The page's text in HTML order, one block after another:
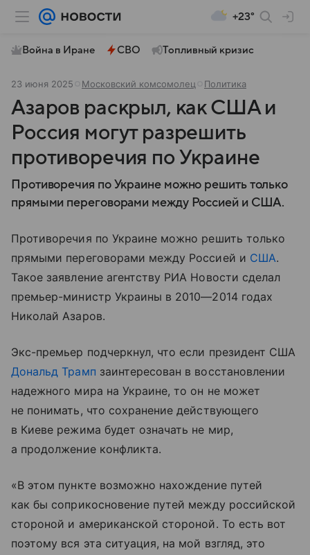
+23°
Война в Иране СВО Топливный кризис
23 июня 2025 Московский комсомолец Политика
Азаров раскрыл, как США и
Россия могут разрешить
противоречия по Украине
Противоречия по Украине можно решить только
прямыми переговорами между Россией и США.
Противоречия по Украине можно решить только
прямыми переговорами между Россией и США.
Такое заявление агентству РИА Новости сделал
премьер-министр Украины в 2010—2014 годах
Николай Азаров.
Экс-премьер подчеркнул, что если президент США
Дональд Трамп заинтересован в восстановлении
надежного мира на Украине, то он не может
не понимать, что сохранение действующего
в Киеве режима будет означать не мир,
а продолжение конфликта.
«В этом пункте возможно нахождение путей
как бы соприкосновение путей между российской
стороной и американской стороной. То есть вот
поэтому вся эта ситуация, на мой взгляд, это